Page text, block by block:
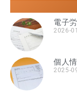
電子
2026-
個人
2025-